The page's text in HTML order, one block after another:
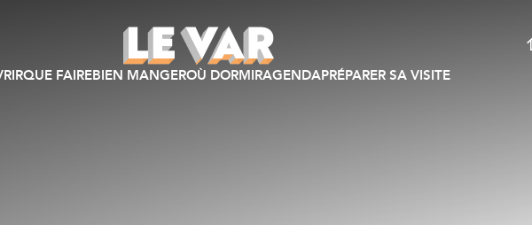
QUE FAIREBIEN MANGEROÙ DORMIRAGENDAPRÉPARER SA VISITE